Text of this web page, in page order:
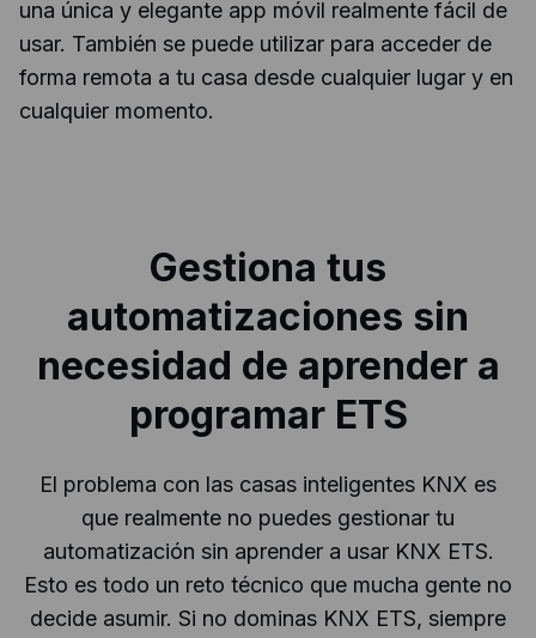
una única y elegante app móvil realmente fácil de
usar. También se puede utilizar para acceder de
forma remota a tu casa desde cualquier lugar y en
cualquier momento.
Gestiona tus
automatizaciones sin
necesidad de aprender a
programar ETS
El problema con las casas inteligentes KNX es
que realmente no puedes gestionar tu
automatización sin aprender a usar KNX ETS.
Esto es todo un reto técnico que mucha gente no
decide asumir. Si no dominas KNX ETS, siempre